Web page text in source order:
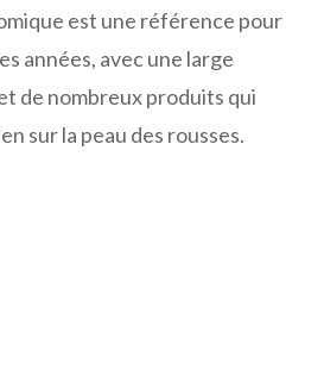
est une référence pour
années, avec une large
de nombreux produits qui
sur la peau des rousses.